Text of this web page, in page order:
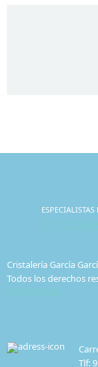
Cristalería García
Todos los derechos
Tlf: